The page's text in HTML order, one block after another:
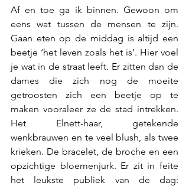
Af en toe ga ik binnen. Gewoon om
eens wat tussen de mensen te zijn.
Gaan eten op de middag is altijd een
beetje ‘het leven zoals het is’. Hier voel
je wat in de straat leeft. Er zitten dan de
dames die zich nog de moeite
getroosten zich een beetje op te
maken vooraleer ze de stad intrekken.
Het Elnett-haar, getekende
wenkbrauwen en te veel blush, als twee
krieken. De bracelet, de broche en een
opzichtige bloemenjurk. Er zit in feite
het leukste publiek van de dag: